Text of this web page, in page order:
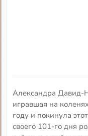
Александра Давид-
игравшая на
году и покинула
своего 101-го дня